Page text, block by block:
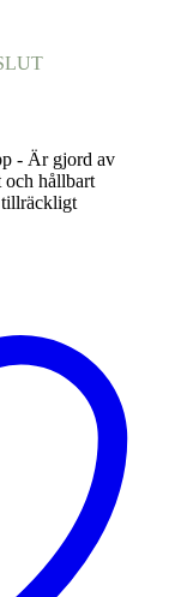
- Är gjord av
och hållbart
tillräckligt